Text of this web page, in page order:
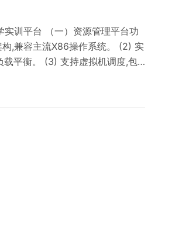
训平台 （一）资源管理平台功
,兼容主流X86操作系统。 (2) 实
载平衡。 (3) 支持虚拟机调度,包
务管理。 (4) 系统无单点故障,